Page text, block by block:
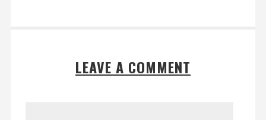
LEAVE A COMMENT